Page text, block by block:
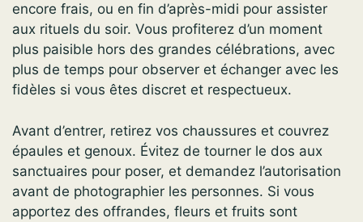
encore frais, ou en fin d’après-midi pour assister
aux rituels du soir. Vous profiterez d’un moment
plus paisible hors des grandes célébrations, avec
plus de temps pour observer et échanger avec les
fidèles si vous êtes discret et respectueux.
Avant d’entrer, retirez vos chaussures et couvrez
épaules et genoux. Évitez de tourner le dos aux
sanctuaires pour poser, et demandez l’autorisation
avant de photographier les personnes. Si vous
apportez des offrandes, fleurs et fruits sont